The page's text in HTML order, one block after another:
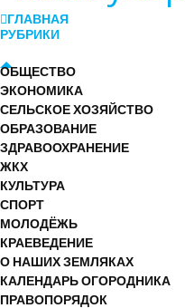
ГЛАВНАЯ
РУБРИКИ
ОБЩЕСТВО
ЭКОНОМИКА
СЕЛЬСКОЕ ХОЗЯЙСТВО
ОБРАЗОВАНИЕ
ЗДРАВООХРАНЕНИЕ
ЖКХ
КУЛЬТУРА
СПОРТ
МОЛОДЁЖЬ
КРАЕВЕДЕНИЕ
О НАШИХ ЗЕМЛЯКАХ
КАЛЕНДАРЬ ОГОРОДНИКА
ПРАВОПОРЯДОК